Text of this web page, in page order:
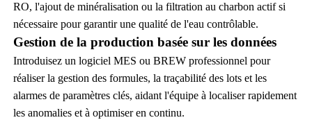
RO, l'ajout de minéralisation ou la filtration au charbon actif si
nécessaire pour garantir une qualité de l'eau contrôlable.
Gestion de la production basée sur les données
Introduisez un logiciel MES ou BREW professionnel pour
réaliser la gestion des formules, la traçabilité des lots et les
alarmes de paramètres clés, aidant l'équipe à localiser rapidement
les anomalies et à optimiser en continu.